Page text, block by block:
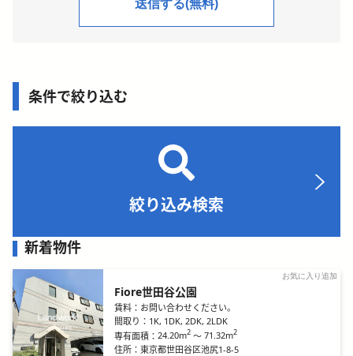
条件で絞り込む
絞り込み検索
新着物件
お気に入り追加
Fiore世田谷公園
賃料： お問い合わせください。
間取り： 1K, 1DK, 2DK, 2LDK
専有面積：24.20m2 ～ 71.32m2
住所：東京都世田谷区池尻1-8-5